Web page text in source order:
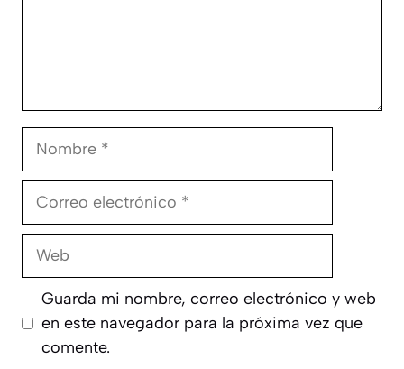
Nombre
Correo
Web
Guarda mi nombre, correo electrónico y web
en este navegador para la próxima vez que
comente.